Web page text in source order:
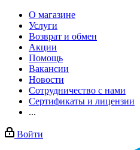
О магазине
Услуги
Возврат и обмен
Акции
Помощь
Вакансии
Новости
Сотрудничество с нами
Сертификаты и лицензии
...
Войти